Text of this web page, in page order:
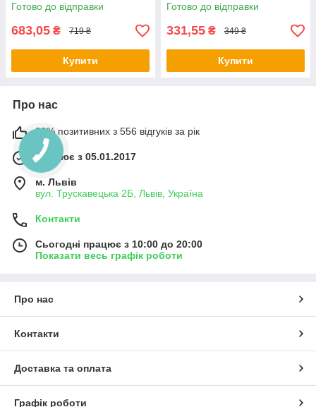
Готово до відправки
683,05 ₴ 719 ₴
Купити
Готово до відправки
331,55 ₴ 349 ₴
Купити
Про нас
99% позитивних з 556 відгуків за рік
Працює з 05.01.2017
м. Львів
вул. Трускавецька 2Б, Львів, Україна
Контакти
Сьогодні працює з 10:00 до 20:00
Показати весь графік роботи
Про нас
Контакти
Доставка та оплата
Графік роботи